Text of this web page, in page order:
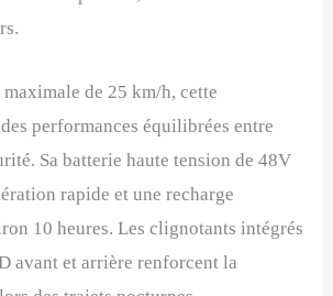
de 25 km/h, cette
performances équilibrées entre
Sa batterie haute tension de 48V
rapide et une recharge
10 heures. Les clignotants intégrés
avant et arrière renforcent la